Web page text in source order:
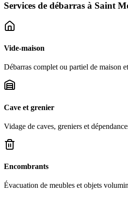
Services de débarras à Saint
Vide-maison
Débarras complet ou partiel de maison
Cave et grenier
Vidage de caves, greniers et
Encombrants
Évacuation de meubles et objets